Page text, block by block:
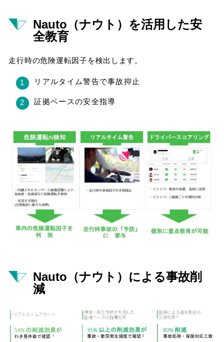
Nauto（ナウト）を活用した安
全教育
走行時の危険運転因子を検出します。
リアルタイム警告で事故抑止
証拠ベースの安全指導
Nauto（ナウト）による事故削
減